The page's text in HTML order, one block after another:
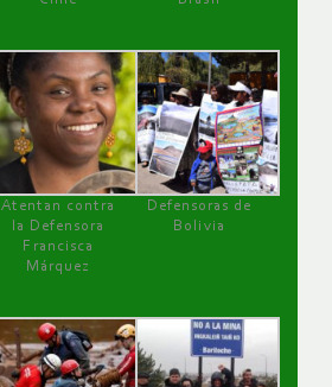
Atentan contra
la Defensora
Francisca
Márquez
Defensoras de
Bolivia